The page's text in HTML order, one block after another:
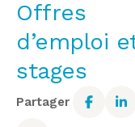
Offres
d’emploi
stages
Partager